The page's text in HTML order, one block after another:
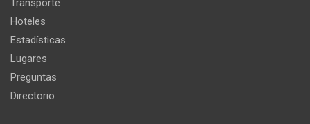
Transporte
Hoteles
Estadísticas
Lugares
Preguntas
Directorio